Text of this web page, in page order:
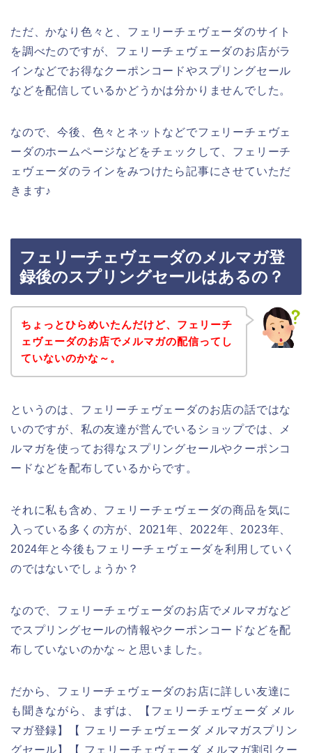
ただ、かなり色々と、フェリーチェヴェーダのサイト
を調べたのですが、フェリーチェヴェーダのお店がラ
インなどでお得なクーポンコードやスプリングセール
などを配信しているかどうかは分かりませんでした。
なので、今後、色々とネットなどでフェリーチェヴェ
ーダのホームページなどをチェックして、フェリーチ
ェヴェーダのラインをみつけたら記事にさせていただ
きます♪
フェリーチェヴェーダのメルマガ登
録後のスプリングセールはあるの？
ちょっとひらめいたんだけど、フェリーチ
ェヴェーダのお店でメルマガの配信ってし
ていないのかな～。
というのは、フェリーチェヴェーダのお店の話ではな
いのですが、私の友達が営んでいるショップでは、メ
ルマガを使ってお得なスプリングセールやクーポンコ
ードなどを配布しているからです。
それに私も含め、フェリーチェヴェーダの商品を気に
入っている多くの方が、2021年、2022年、2023年、
2024年と今後もフェリーチェヴェーダを利用していく
のではないでしょうか？
なので、フェリーチェヴェーダのお店でメルマガなど
でスプリングセールの情報やクーポンコードなどを配
布していないのかな～と思いました。
だから、フェリーチェヴェーダのお店に詳しい友達に
も聞きながら、まずは、【フェリーチェヴェーダ メル
マガ登録】【 フェリーチェヴェーダ メルマガスプリン
グセール】【 フェリーチェヴェーダ メルマガ割引クー